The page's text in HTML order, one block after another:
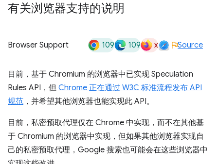
有关浏览器支持的说明
Browser Support 109 109 x Source
目前，基于 Chromium 的浏览器中已实现 Speculation
Rules API，但 Chrome 正在通过 W3C 标准流程发布 API
规范 ，并希望其他浏览器也能实现此 API。
目前，私密预取代理仅在 Chrome 中实现，而不在其他基
于 Chromium 的浏览器中实现，但如果其他浏览器实现自
己的私密预取代理，Google 搜索也可能会在这些浏览器中